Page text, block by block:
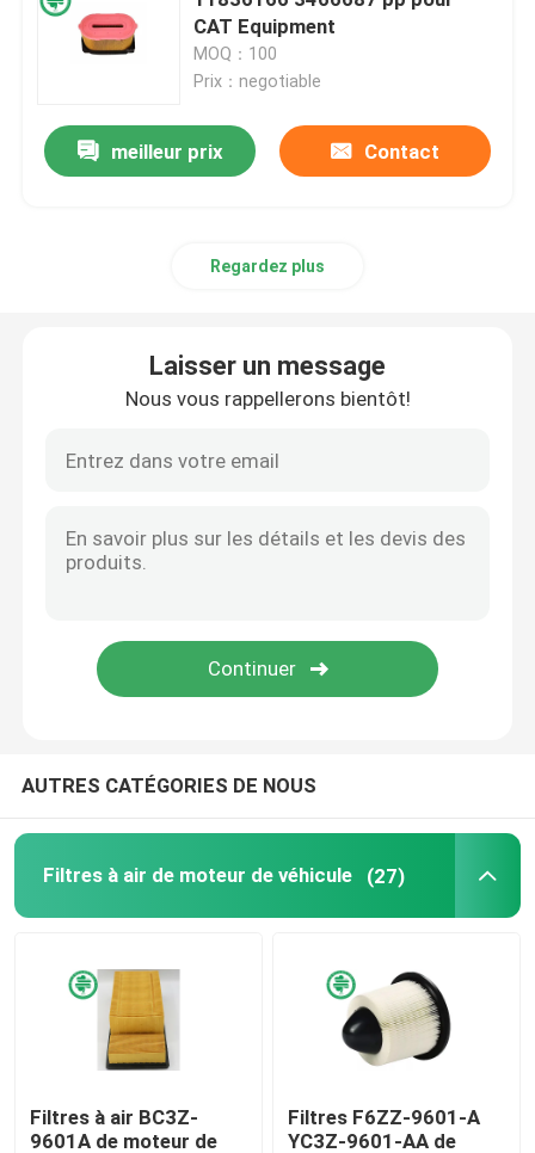
Filtre de carburant pour véhicules à moteur
Filtres à huile de cartouche
Filtres de transmission automatique
Filtres de matériel de construction
CAT Equipment
MOQ：100
Prix：negotiable
meilleur prix Contact
Regardez plus
Laisser un message
Nous vous rappellerons bientôt!
AUTRES CATÉGORIES DE NOUS
Filtres à air de moteur de véhicule (27)
Filtres à air BC3Z-
9601A de moteur de
Filtres F6ZZ-9601-A
YC3Z-9601-AA de